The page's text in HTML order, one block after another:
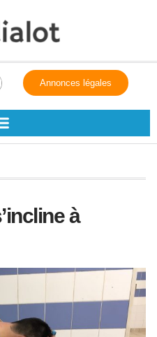
Annonces légales
à